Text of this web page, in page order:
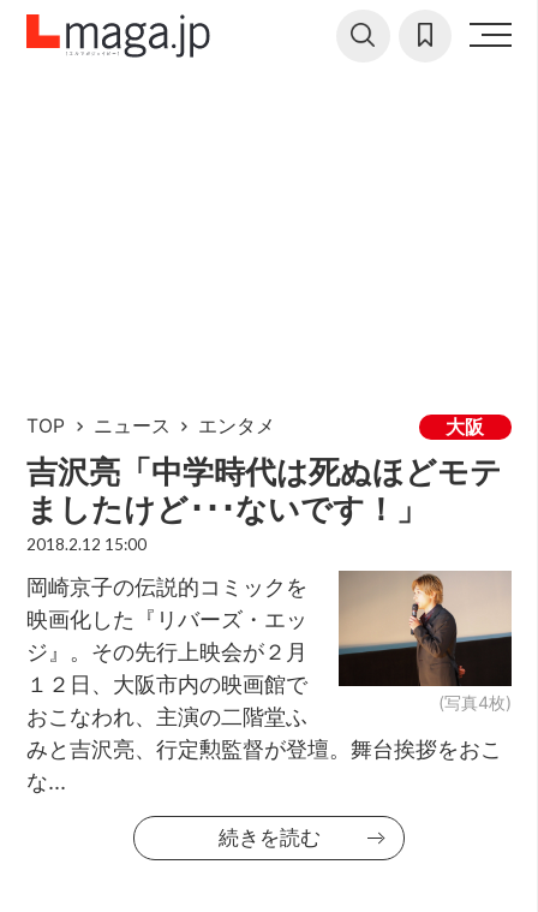
TOP ニュース エンタメ 大阪
吉沢亮「中学時代は死ぬほどモテ
ましたけど･･･ないです！」
2018.2.12 15:00
(写真4枚)
岡崎京子の伝説的コミックを
映画化した『リバーズ・エッ
ジ』。その先行上映会が２月
１２日、大阪市内の映画館で
おこなわれ、主演の二階堂ふ
みと吉沢亮、行定勲監督が登壇。舞台挨拶をおこ
な...
続きを読む